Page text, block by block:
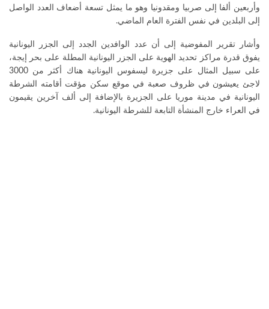
وأربعين ألفا إلى صربيا ومقدونيا وهو ما يمثل تسعة أضعاف العدد الواصل
إلى البلدين في نفس الفترة العام الماضي.
وأشار تقرير المفوضية إلى أن عدد الوافدين الجدد إلى الجزر اليونانية
يفوق قدرة مراكز تحديد الهوية على الجزر اليونانية المطلة على بحر إيجة،
على سبيل المثال على جزيرة ليسفوس اليونانية هناك أكثر من 3000
لاجئ يعيشون في ظروف صعبة في موقع سكن مؤقت أقامته الشرطة
اليونانية في مدينة موريا على الجزيرة بالإضافة إلى ألف آخرين يقيمون
في العراء خارج المنشأة التابعة للشرطة اليونانية.